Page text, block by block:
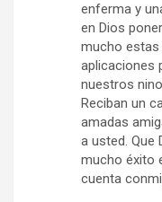
enferma y
en Dios
mucho estas
aplicaciones
nuestros
Reciban un
amadas
a usted. Que
mucho éxito
cuenta